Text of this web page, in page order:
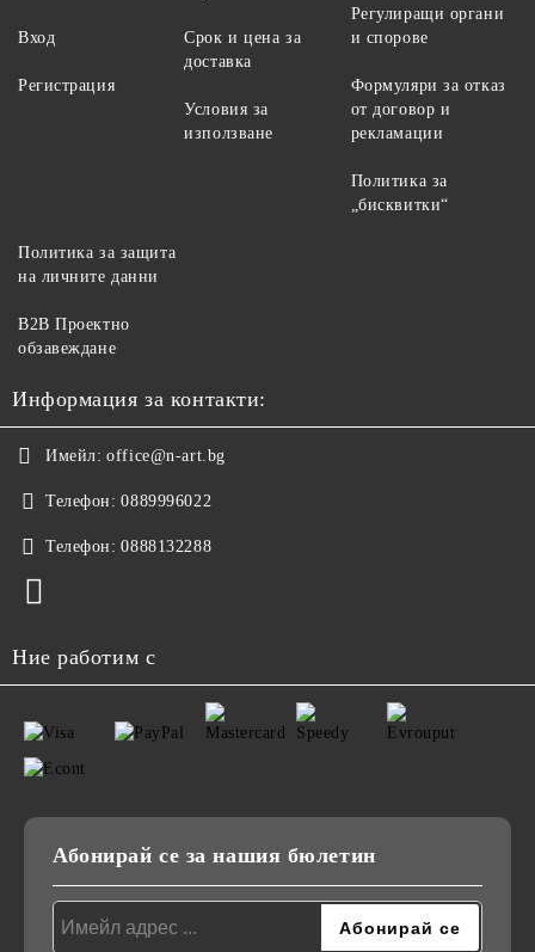
Вход
Регистрация
Срок и цена за
доставка
Условия за
използване
Регулиращи органи
и спорове
Формуляри за отказ
от договор и
рекламации
Политика за
„бисквитки“
Политика за защита
на личните данни
B2B Проектно
обзавеждане
Информация за контакти:
Имейл: office@n-art.bg
Телефон: 0889996022
Телефон: 0888132288
Ние работим с
Абонирай се за нашия бюлетин